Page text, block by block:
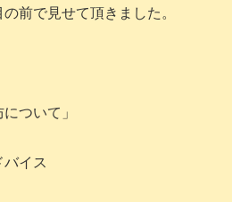
前で見せて頂きました。
ついて」
イス